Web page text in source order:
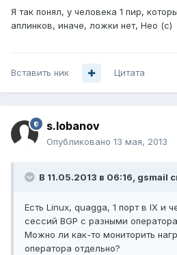
Я так понял, у человека 1 пир,
аплинков, иначе, ложки нет, Нео (с)
Вставить ник Цитата
s.lobanov
Опубликовано 13 мая, 2013
В 11.05.2013 в 06:16, gsmail
Есть Linux, quagga, 1 порт в IX и
сессий BGP с разными
Можно ли как-то мониторить
оператора отдельно?